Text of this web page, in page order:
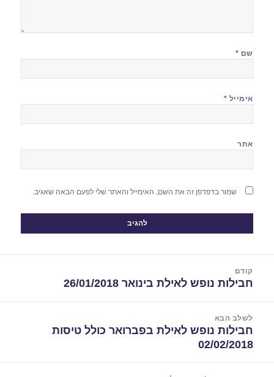
שם *
אימייל *
אתר
שמור בדפדפן זה את השם, האימייל והאתר שלי לפעם הבאה שאגיב.
קודם
הפוסט
חבילות נופש לאילת בינואר 26/01/2018
לשלב הבא
הפוסט
הבא:
חבילות נופש לאילת בפברואר כולל טיסות
02/02/2018